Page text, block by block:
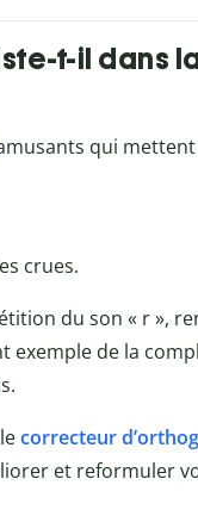
t-il dans
qui
crues.
du son « r »,
exemple de la
correcteur
et reformuler